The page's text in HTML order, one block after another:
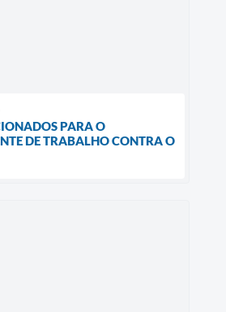
PARA O
DE TRABALHO CONTRA O